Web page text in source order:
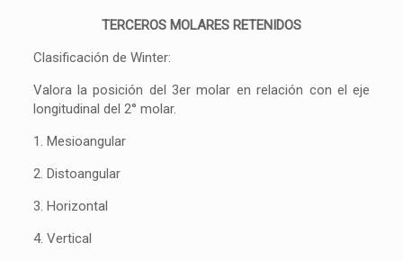
TERCEROS MOLARES RETENIDOS
Clasificación de Winter:
Valora la posición del 3er molar en relación con el eje
longitudinal del 2° molar.
1. Mesioangular
2. Distoangular
3. Horizontal
4. Vertical